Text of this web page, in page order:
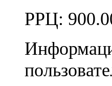
РРЦ: